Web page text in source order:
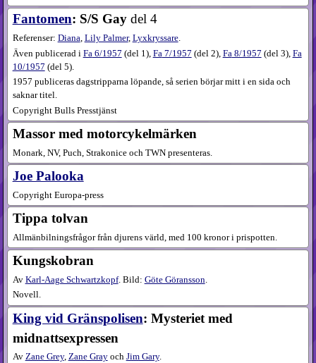
Fantomen: S/S Gay del 4
Referenser: Diana, Lily Palmer, Lyxkryssare.
Även publicerad i Fa 6​/1957 (del 1 ), Fa 7​/1957 (del 2), Fa 8​/1957 (del 3), Fa
10​/1957 (del 5).
1957 publiceras dagstripparna löpande, så serien börjar mitt i en sida och
saknar titel.
Copyright Bulls Presstjänst
Massor med motorcykel­märken
Monark, NV, Puch, Strakonice och TWN presenteras.
Joe Palooka
Copyright Europa-press
Tippa tolvan
Allmänbilningsfrågor från djurens värld, med 100 kronor i prispotten.
Kungskobran
Av Karl-Aage Schwartzkopf. Bild: Göte Göransson.
Novell.
King vid Gränspolisen: Mysteriet med
midnattsexpressen
Av Zane Grey, Zane Grayoch Jim Gary.